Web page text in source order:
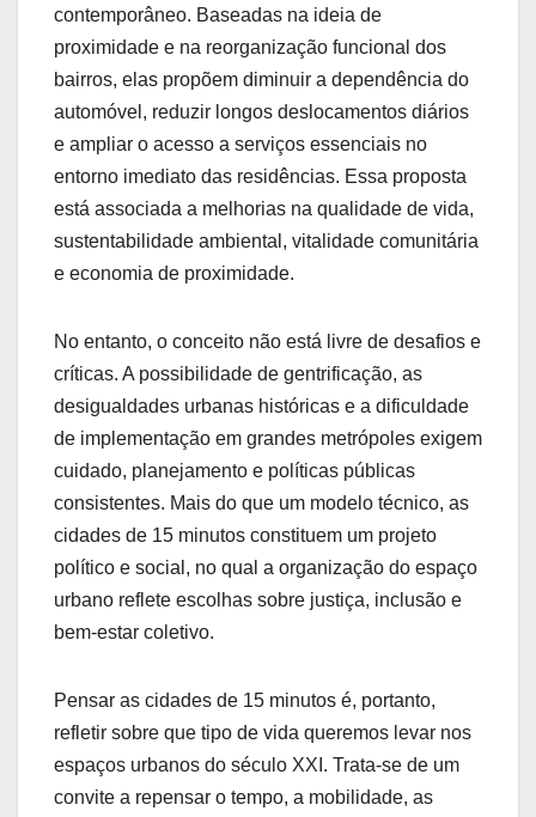
contemporâneo. Baseadas na ideia de
proximidade e na reorganização funcional dos
bairros, elas propõem diminuir a dependência do
automóvel, reduzir longos deslocamentos diários
e ampliar o acesso a serviços essenciais no
entorno imediato das residências. Essa proposta
está associada a melhorias na qualidade de vida,
sustentabilidade ambiental, vitalidade comunitária
e economia de proximidade.
No entanto, o conceito não está livre de desafios e
críticas. A possibilidade de gentrificação, as
desigualdades urbanas históricas e a dificuldade
de implementação em grandes metrópoles exigem
cuidado, planejamento e políticas públicas
consistentes. Mais do que um modelo técnico, as
cidades de 15 minutos constituem um projeto
político e social, no qual a organização do espaço
urbano reflete escolhas sobre justiça, inclusão e
bem-estar coletivo.
Pensar as cidades de 15 minutos é, portanto,
refletir sobre que tipo de vida queremos levar nos
espaços urbanos do século XXI. Trata-se de um
convite a repensar o tempo, a mobilidade, as